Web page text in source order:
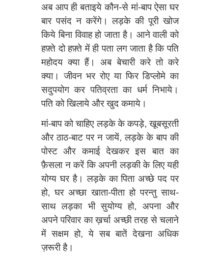
अब आप ही बताइये कौन-से मां-बाप ऐसा घर
बार पसंद न करेंगे। लड़के की पूरी खोज
किये बिना विवाह हो जाता है। आने वाली को
हफ़्ते दो हफ़्ते में ही पता लग जाता है कि पति
महोदय क्या हैं। अब बेचारी करे तो करे
क्या। जीवन भर रोए या फिर डिप्लोमे का
सदुपयोग कर पतिव्रता का धर्म निभाये।
पति को खिलाये और खुद कमाये।
मां-बाप को चाहिए लड़के के कपड़े, खूबसूरती
और ठाठ-बाट पर न जायें, लड़के के बाप की
पोस्ट और कमाई देखकर इस बात का
फ़ैसला न करें कि अपनी लड़की के लिए यही
योग्य घर है। लड़के का पिता अच्छे पद पर
हो, घर अच्छा खाता-पीता हो परन्तु साथ-
साथ लड़का भी सुयोग्य हो, अपना और
अपने परिवार का ख़र्चा अच्छी तरह से चलाने
में सक्षम हो, ये सब बातें देखना अधिक
ज़रूरी है।